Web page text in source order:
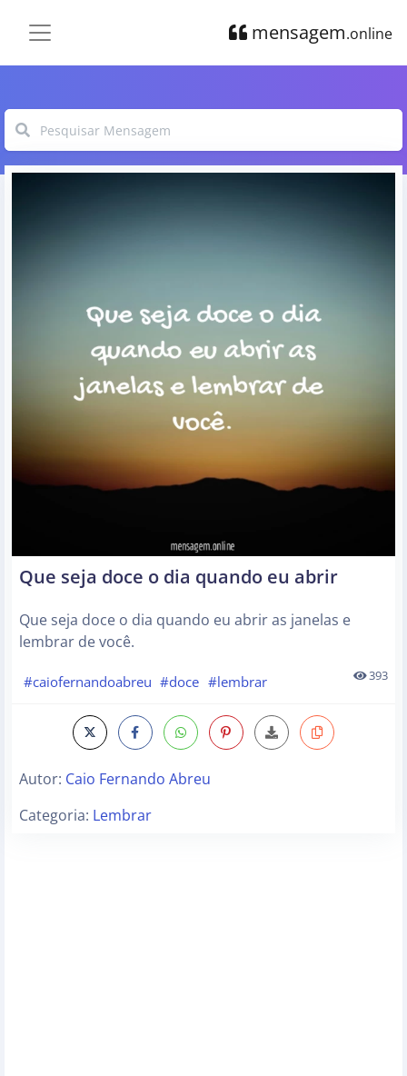
mensagem.online
Que seja doce o dia quando eu abrir
Que seja doce o dia quando eu abrir as janelas e
lembrar de você.
#caiofernandoabreu #doce #lembrar 393
Autor: Caio Fernando Abreu
Categoria: Lembrar